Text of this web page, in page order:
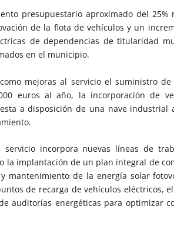
presupuestario aproximado del 25%
de la flota de vehículos y un
de dependencias de titularidad
en el municipio.
mejoras al servicio el suministro de
euros al año, la incorporación de
a disposición de una nave industrial
servicio incorpora nuevas líneas de
la implantación de un plan integral de
mantenimiento de la energía solar
de recarga de vehículos eléctricos,
auditorías energéticas para optimizar